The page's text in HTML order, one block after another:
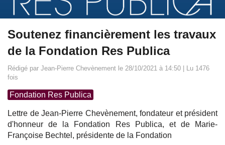
Soutenez financièrement les travaux
de la Fondation Res Publica
Rédigé par Jean-Pierre Chevènement le 28/10/2021 à 14:50 | Lu 1476
fois
Fondation Res Publica
Lettre de Jean-Pierre Chevènement, fondateur et président
d'honneur de la Fondation Res Publica, et de Marie-
Françoise Bechtel, présidente de la Fondation